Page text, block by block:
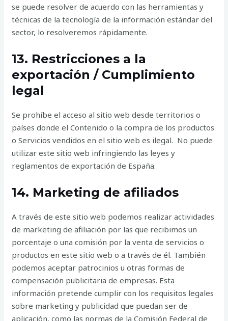
se puede resolver de acuerdo con las herramientas y
técnicas de la tecnología de la información estándar del
sector, lo resolveremos rápidamente.
13. Restricciones a la
exportación / Cumplimiento
legal
Se prohíbe el acceso al sitio web desde territorios o
países donde el Contenido o la compra de los productos
o Servicios vendidos en el sitio web es ilegal. No puede
utilizar este sitio web infringiendo las leyes y
reglamentos de exportación de España.
14. Marketing de afiliados
A través de este sitio web podemos realizar actividades
de marketing de afiliación por las que recibimos un
porcentaje o una comisión por la venta de servicios o
productos en este sitio web o a través de él. También
podemos aceptar patrocinios u otras formas de
compensación publicitaria de empresas. Esta
información pretende cumplir con los requisitos legales
sobre marketing y publicidad que puedan ser de
aplicación, como las normas de la Comisión Federal de